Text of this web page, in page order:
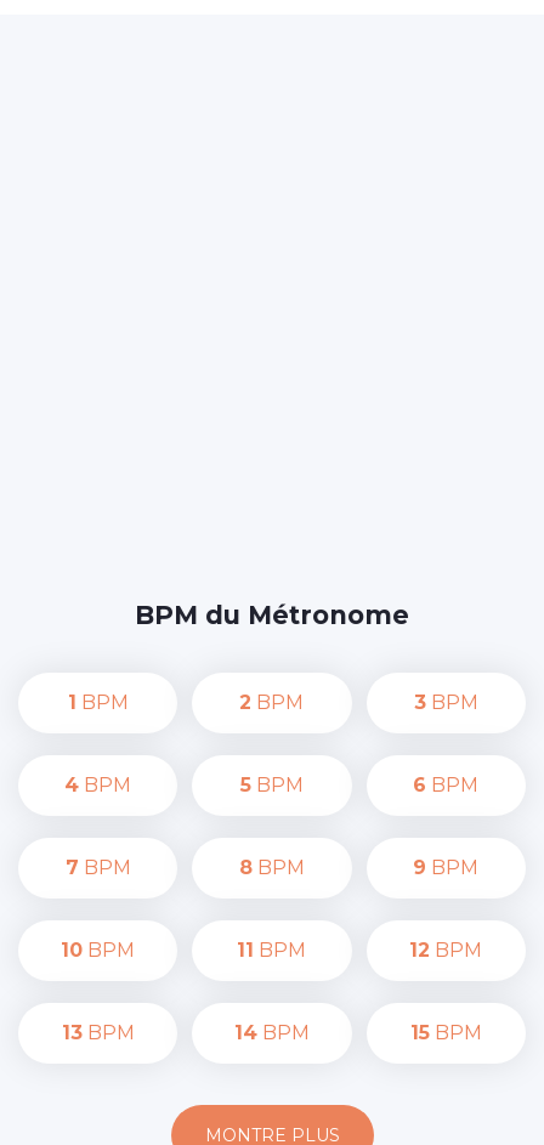
BPM du Métronome
1 BPM 2 BPM 3BPM
4 BPM 5BPM 6 BPM
7 BPM 8BPM 9 BPM
10 BPM 11 BPM 12 BPM
13BPM 14BPM 15BPM
MONTRE PLUS